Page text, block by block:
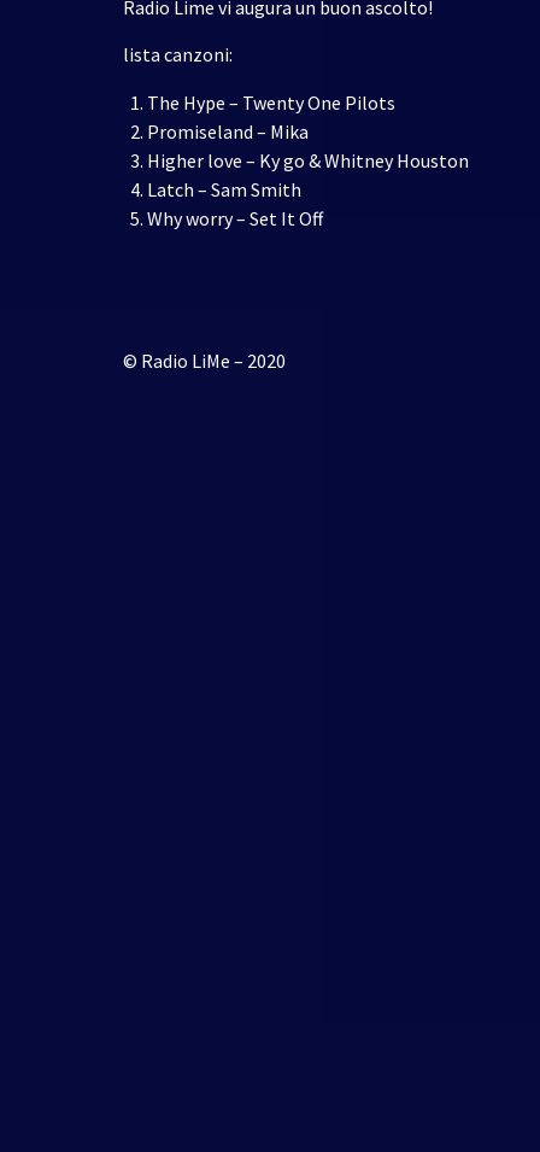
Radio Lime vi augura un buon ascolto!
lista canzoni:
The Hype – Twenty One Pilots
Promiseland – Mika
Higher love – Ky go & Whitney Houston
Latch – Sam Smith
Why worry – Set It Off
© Radio LiMe – 2020